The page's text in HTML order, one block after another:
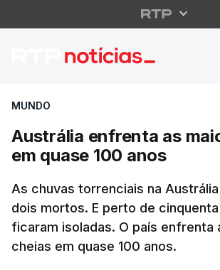
Austrália
MUNDO
Austrália enfrenta as
em quase 100 anos
As chuvas torrenciais na
dois mortos. E perto de
ficaram isoladas. O país enfrenta
cheias em quase 100 anos.